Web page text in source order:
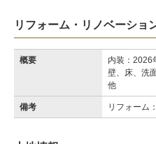
リフォーム・リノベーショ
概要
内装：2026
壁、床、洗
他
備考 リフォーム